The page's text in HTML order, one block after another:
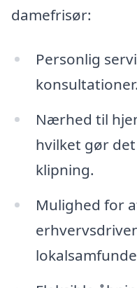
damefrisør:
Personlig
konsultationer.
Nærhed til
hvilket gør
klipning.
Mulighed for